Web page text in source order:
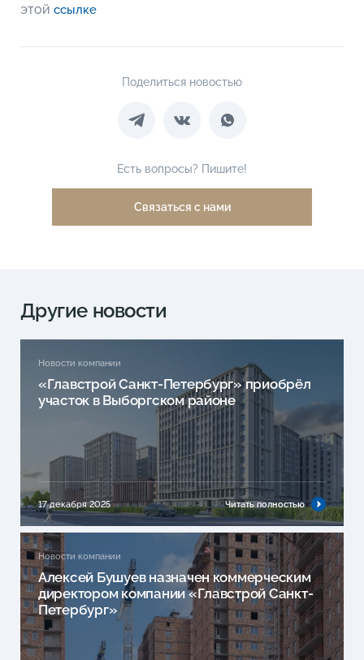
этой ссылке
Поделиться новостью
Есть вопросы? Пишите!
Связаться с нами
Другие новости
Новости компании
«Главстрой Санкт-Петербург» приобрёл
участок в Выборгском районе
17 декабря 2025 Читать полностью
Новости компании
Алексей Бушуев назначен коммерческим
директором компании «Главстрой Санкт-
Петербург»